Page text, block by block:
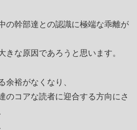
の幹部達との認識に極端な乖離が
きな原因であろうと思います。
余裕がなくなり、
のコアな読者に迎合する方向にさ